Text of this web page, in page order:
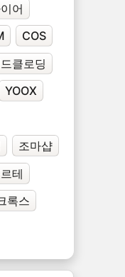
어
COS
클로딩
YOOX
조마샵
테
록스